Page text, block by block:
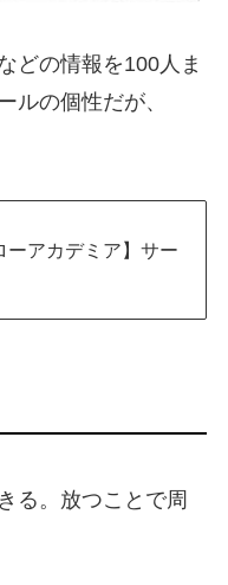
どの情報を100人ま
ルの個性だが、
ーアカデミア】サー
る。放つことで周